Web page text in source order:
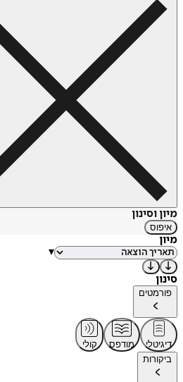
מיון וסינון
איפוס
מיון
▾
סינון
פורמטים
דיגיטלי מודפס
קולי
ביקורות